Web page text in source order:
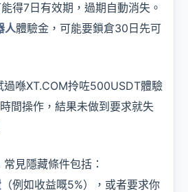
得7日有效期，過期自動消失。
人體驗金，可能要鎖倉30日先可
過喺XT.COM拎咗500USDT體驗
間操作，結果未做到要求就失
見隱藏條件包括：
（例如收益嘅5%），或者要求你